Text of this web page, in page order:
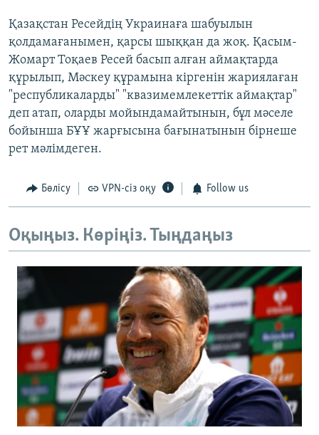
Қазақстан Ресейдің Украинаға шабуылын
қолдамағанымен, қарсы шыққан да жоқ. Қасым-
Жомарт Тоқаев Ресей басып алған аймақтарда
құрылып, Мәскеу құрамына кіргенін жариялаған
"республикаларды" "квазимемлекеттік аймақтар"
деп атап, оларды мойындамайтынын, бұл мәселе
бойынша БҰҰ жарғысына бағынатынын бірнеше
рет мәлімдеген.
Бөлісу VPN-сіз оқу Follow us
Оқыңыз. Көріңіз. Тыңдаңыз